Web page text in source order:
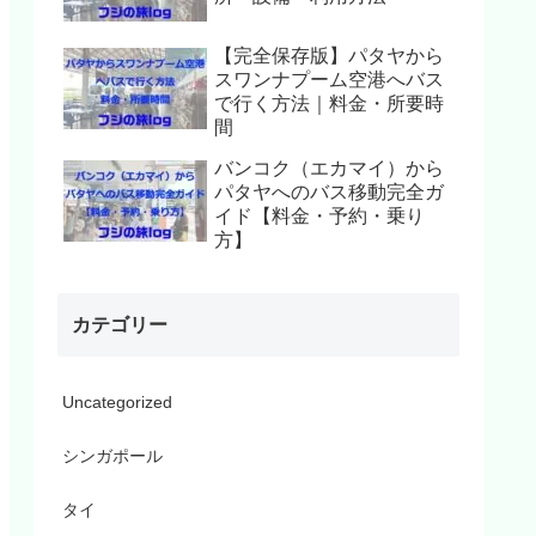
【完全保存版】パタヤから
スワンナプーム空港へバス
で行く方法｜料金・所要時
間
バンコク（エカマイ）から
パタヤへのバス移動完全ガ
イド【料金・予約・乗り
方】
カテゴリー
Uncategorized
シンガポール
タイ